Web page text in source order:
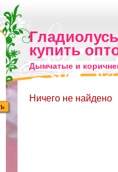
купить
Дымчатые и
Ничего не найдено